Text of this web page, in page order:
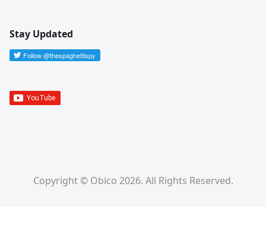
Stay Updated
Copyright © Obico 2026. All Rights Reserved.